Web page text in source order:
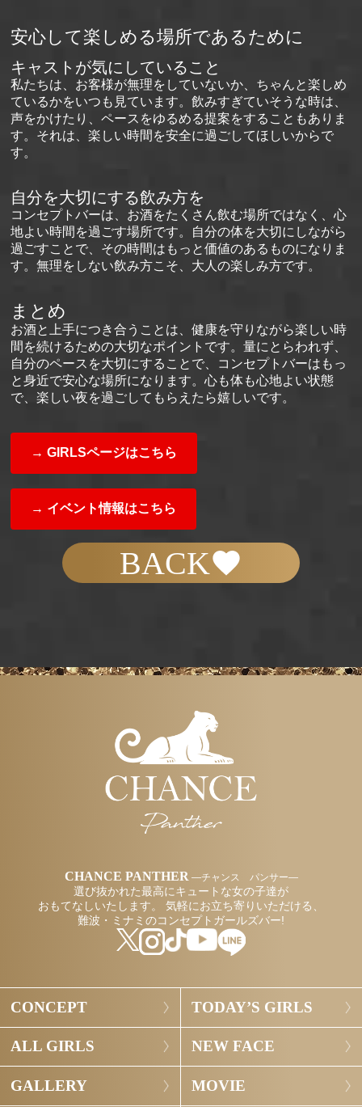
安心して楽しめる場所であるために
キャストが気にしていること
私たちは、お客様が無理をしていないか、ちゃんと楽しめ
ているかをいつも見ています。飲みすぎていそうな時は、
声をかけたり、ペースをゆるめる提案をすることもありま
す。それは、楽しい時間を安全に過ごしてほしいからで
す。
自分を大切にする飲み方を
コンセプトバーは、お酒をたくさん飲む場所ではなく、心
地よい時間を過ごす場所です。自分の体を大切にしながら
過ごすことで、その時間はもっと価値のあるものになりま
す。無理をしない飲み方こそ、大人の楽しみ方です。
まとめ
お酒と上手につき合うことは、健康を守りながら楽しい時
間を続けるための大切なポイントです。量にとらわれず、
自分のペースを大切にすることで、コンセプトバーはもっ
と身近で安心な場所になります。心も体も心地よい状態
で、楽しい夜を過ごしてもらえたら嬉しいです。
→ GIRLSページはこちら
→ イベント情報はこちら
BACK
CHANCE PANTHER―チャンス パンサー―
選び抜かれた最高にキュートな女の子達が
おもてなしいたします。
気軽にお立ち寄りいただける、
難波・ミナミのコンセプトガールズバー!
CONCEPT TODAY’S GIRLS
ALL GIRLS NEW FACE
GALLERY MOVIE